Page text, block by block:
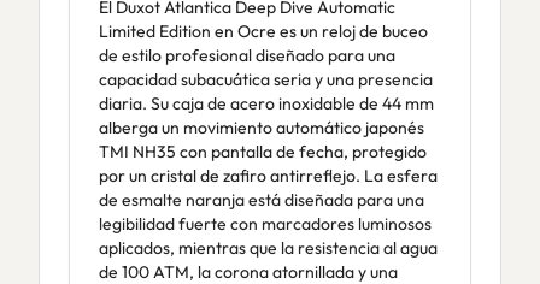
El Duxot Atlantica Deep Dive Automatic
Limited Edition en Ocre es un reloj de buceo
de estilo profesional diseñado para una
capacidad subacuática seria y una presencia
diaria. Su caja de acero inoxidable de 44 mm
alberga un movimiento automático japonés
TMI NH35 con pantalla de fecha, protegido
por un cristal de zafiro antirreflejo. La esfera
de esmalte naranja está diseñada para una
legibilidad fuerte con marcadores luminosos
aplicados, mientras que la resistencia al agua
de 100 ATM, la corona atornillada y una